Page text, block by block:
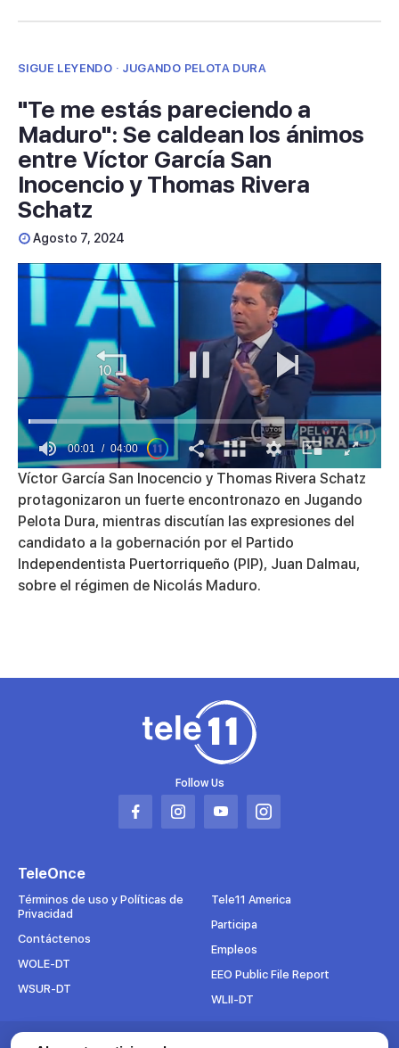
SIGUE LEYENDO · JUGANDO PELOTA DURA
"Te me estás pareciendo a
Maduro": Se caldean los ánimos
entre Víctor García San
Inocencio y Thomas Rivera
Schatz
Agosto 7, 2024
0
of
4
minutes,
0
00:01 04:00
Víctor García San Inocencio y Thomas Rivera Schatz
protagonizaron un fuerte encontronazo en Jugando
Pelota Dura, mientras discutían las expresiones del
candidato a la gobernación por el Partido
Independentista Puertorriqueño (PIP), Juan Dalmau,
sobre el régimen de Nicolás Maduro.
Follow Us
Abrir
pestaña
Abrir
pestaña
Abrir
pestaña
Abrir
pestaña
TeleOnce
Términos de uso y Políticas de
Privacidad
Contáctenos
WOLE-DT
WSUR-DT
Tele11 America
Participa
Empleos
EEO Public File Report
WLII-DT